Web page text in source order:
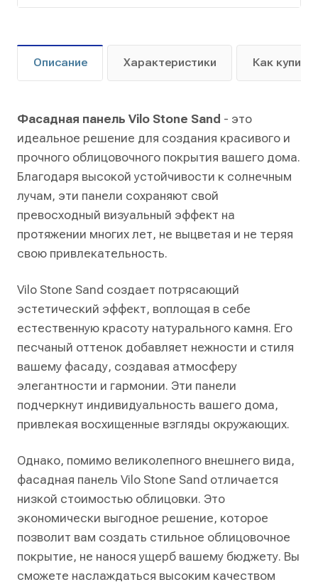
Описание Характеристики Как купить
Фасадная панель Vilo Stone Sand - это
идеальное решение для создания красивого и
прочного облицовочного покрытия вашего дома.
Благодаря высокой устойчивости к солнечным
лучам, эти панели сохраняют свой
превосходный визуальный эффект на
протяжении многих лет, не выцветая и не теряя
свою привлекательность.
Vilo Stone Sand создает потрясающий
эстетический эффект, воплощая в себе
естественную красоту натурального камня. Его
песчаный оттенок добавляет нежности и стиля
вашему фасаду, создавая атмосферу
элегантности и гармонии. Эти панели
подчеркнут индивидуальность вашего дома,
привлекая восхищенные взгляды окружающих.
Однако, помимо великолепного внешнего вида,
фасадная панель Vilo Stone Sand отличается
низкой стоимостью облицовки. Это
экономически выгодное решение, которое
позволит вам создать стильное облицовочное
покрытие, не нанося ущерб вашему бюджету. Вы
сможете наслаждаться высоким качеством